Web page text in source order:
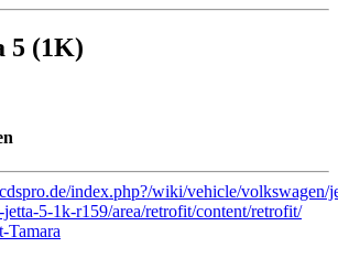
5 (1K)
index.php?/wiki/vehicle/volkswagen/
5-1k-r159/area/retrofit/content/retrofit/